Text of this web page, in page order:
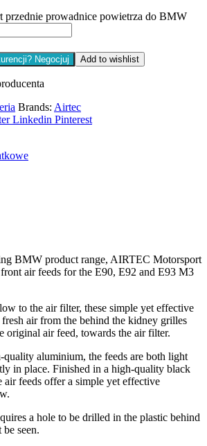
przednie prowadnice powietrza do BMW
Negocjuj
Add to wishlist
Brands: Airtec
Linkedin Pinterest
BMW product range, AIRTEC Motorsport
air feeds for the E90, E92 and E93 M3
to the air filter, these simple yet effective
air from the behind the kidney grilles
original air feed, towards the air filter.
aluminium, the feeds are both light
in place. Finished in a high-quality black
feeds offer a simple yet effective
a hole to be drilled in the plastic behind
seen.